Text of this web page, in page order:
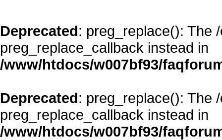
Deprecated: preg_replace(): The
preg_replace_callback instead in
/www/htdocs/w007bf93/
Deprecated: preg_replace(): The
preg_replace_callback instead in
/www/htdocs/w007bf93/